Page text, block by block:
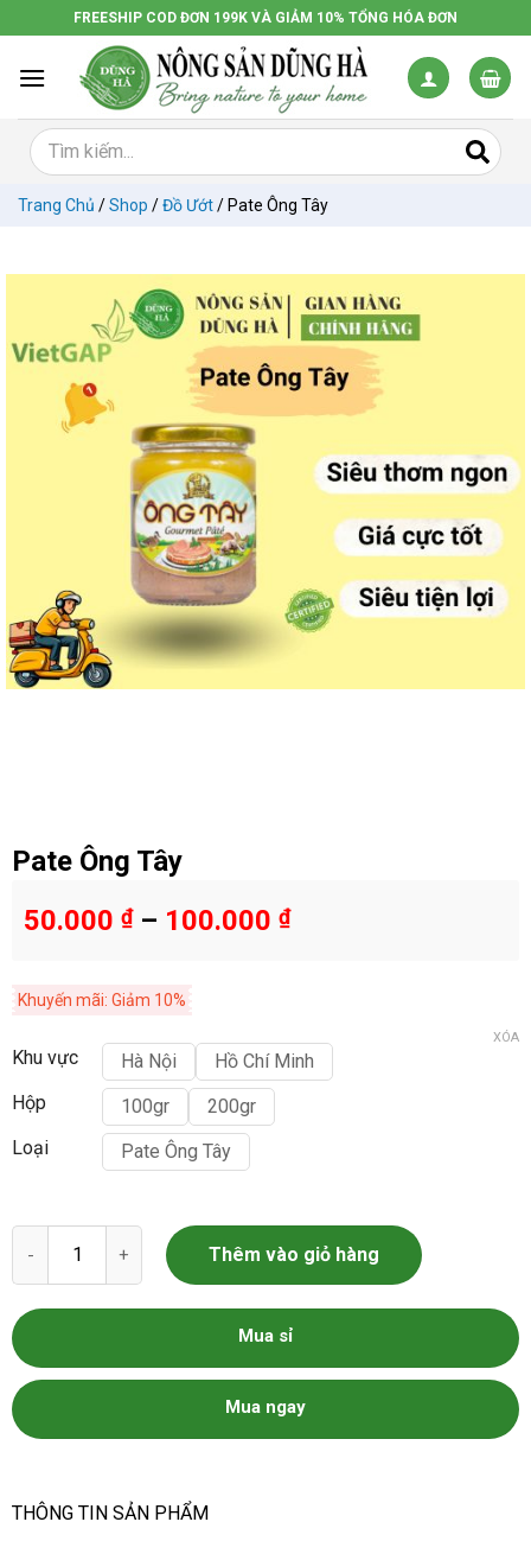
đến
dung
FREESHIP COD ĐƠN 199K VÀ GIẢM 10% TỔNG HÓA ĐƠN
Trang Chủ /Shop /Đồ Ướt/ Pate Ông Tây
Pate Ông Tây
50.000 ₫– 100.000 ₫
Khuyến mãi: Giảm 10%
Khu vực Hà Nội
Hồ Chí Minh
Hộp
100gr
200gr
Loại
Pate Ông Tây
XÓA
Pate Ông Tây số lượng
Thêm vào giỏ hàng
Mua sỉ
Mua ngay
THÔNG TIN SẢN PHẨM